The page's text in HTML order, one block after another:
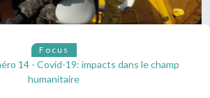
Focus
14 - Covid-19: impacts dans le champ
humanitaire